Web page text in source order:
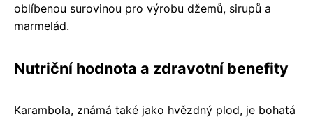
oblíbenou surovinou pro výrobu džemů, sirupů a
marmelád.
Nutriční hodnota a zdravotní benefity
Karambola, známá také jako hvězdný plod, je bohatá